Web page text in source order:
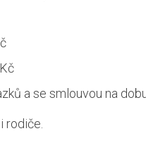
a se smlouvou na
rodiče.